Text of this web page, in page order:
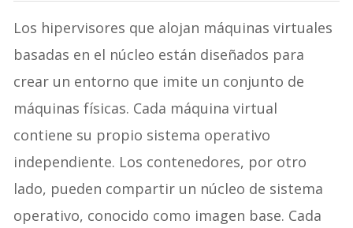
Los hipervisores que alojan máquinas virtuales
basadas en el núcleo están diseñados para
crear un entorno que imite un conjunto de
máquinas físicas. Cada máquina virtual
contiene su propio sistema operativo
independiente. Los contenedores, por otro
lado, pueden compartir un núcleo de sistema
operativo, conocido como imagen base. Cada